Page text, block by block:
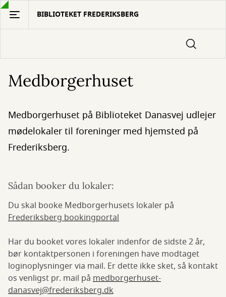
Gå
hovedindhold
BIBLIOTEKET FREDERIKSBERG
Medborgerhuset
Medborgerhuset på Biblioteket Danasvej udlejer
mødelokaler til foreninger med hjemsted på
Frederiksberg.
Sådan booker du lokaler:
Du skal booke Medborgerhusets lokaler på
Frederiksberg bookingportal
Har du booket vores lokaler indenfor de sidste 2 år,
bør kontaktpersonen i foreningen have modtaget
loginoplysninger via mail. Er dette ikke sket, så kontakt
os venligst pr. mail på medborgerhuset-
danasvej@frederiksberg.dk